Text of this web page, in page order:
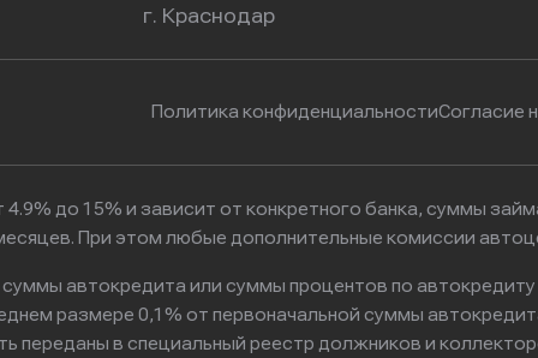
г. Краснодар
Политика конфиденциальностиСогласие
до 15% и зависит от конкретного банка, суммы
При этом любые дополнительные комиссии
автокредита или суммы процентов по
размере 0,1% от первоначальной суммы
переданы в специальный реестр должников и